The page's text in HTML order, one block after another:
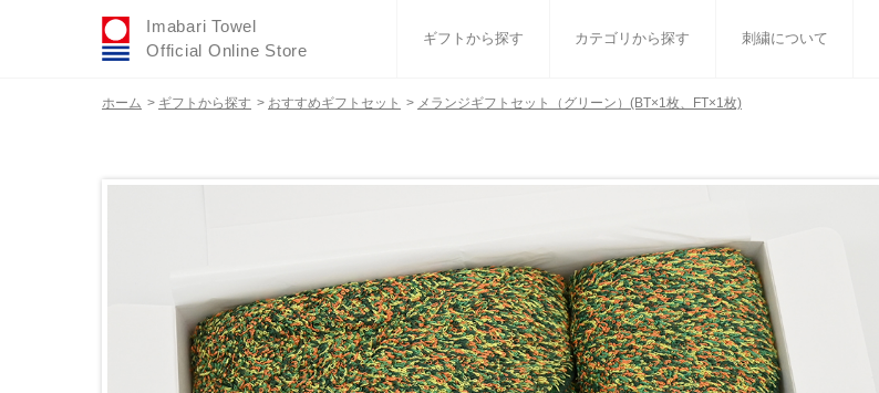
Imabari Towel
Official Online Store
ギフトから探す カテゴリから探す 刺繍について
ウェディング 小さなお返し・お餞別
タオルハンカチ ベビーグッズ マフラー
ホーム > ギフトから探す > おすすめギフトセット > メランジギフトセット（グリーン）(BT×1枚、FT×1枚)